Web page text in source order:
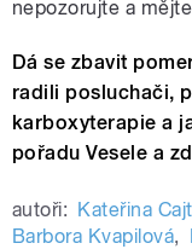
nepozorujte a
Dá se zbavit
radili posluchači,
karboxyterapie a
pořadu Vesele a
autoři: Kateřina
Barbora Kvapilová,